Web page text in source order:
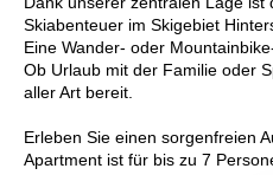
Skiabenteuer im Skigebiet
Eine Wander- oder
Ob Urlaub mit der Familie oder
aller Art bereit.
Erleben Sie einen sorgenfreien
Apartment ist für bis zu 7